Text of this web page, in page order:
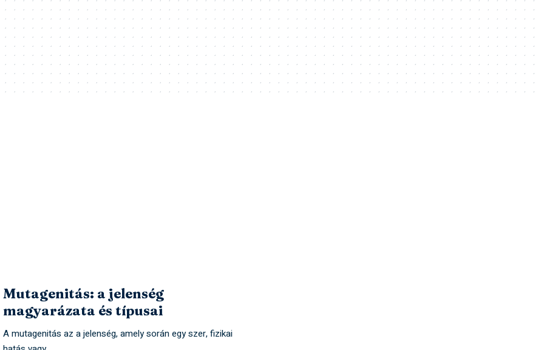
Mutagenitás: a jelenség
magyarázata és típusai
A mutagenitás az a jelenség, amely során egy szer, fizikai